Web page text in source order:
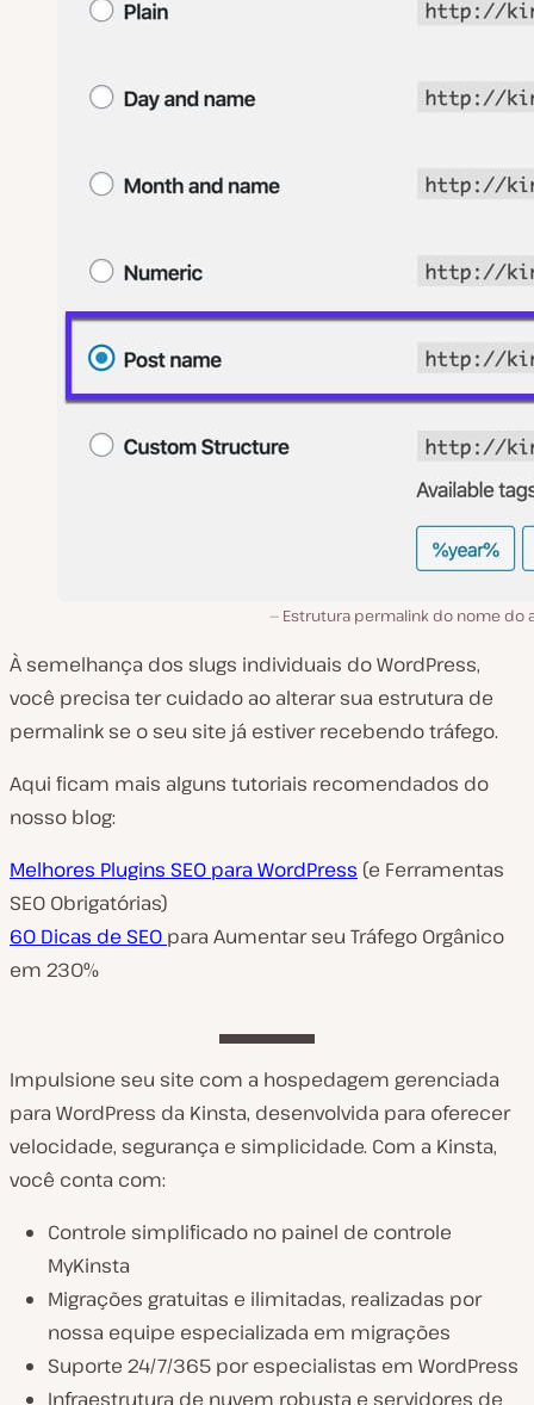
Estrutura permalink do nome do
À semelhança dos slugs individuais do WordPress,
você precisa ter cuidado ao alterar sua estrutura de
permalink se o seu site já estiver recebendo tráfego.
Aqui ficam mais alguns tutoriais recomendados do
nosso blog:
Melhores Plugins SEO para WordPress (e Ferramentas
SEO Obrigatórias)
60 Dicas de SEO para Aumentar seu Tráfego Orgânico
em 230%
Impulsione seu site com a hospedagem gerenciada
para WordPress da Kinsta, desenvolvida para oferecer
velocidade, segurança e simplicidade. Com a Kinsta,
você conta com:
Controle simplificado no painel de controle
MyKinsta
Migrações gratuitas e ilimitadas, realizadas por
nossa equipe especializada em migrações
Suporte 24/7/365 por especialistas em WordPress
Infraestrutura de nuvem robusta e servidores de